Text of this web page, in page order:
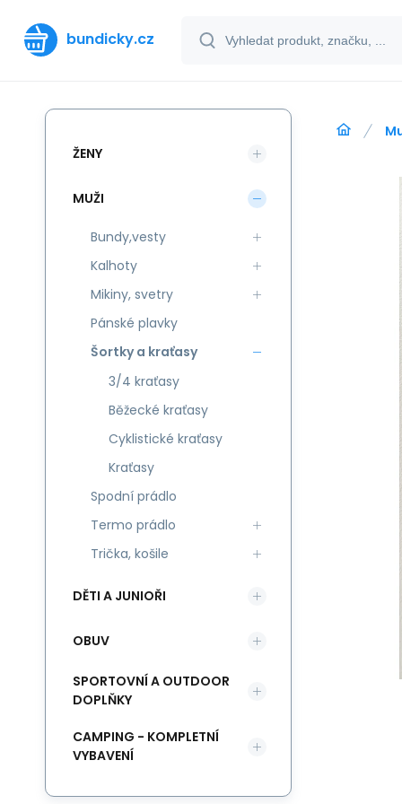
bundicky.cz
ŽENY
MUŽI
Bundy,vesty
Kalhoty
Mikiny, svetry
Pánské plavky
Šortky a kraťasy
3/4 kraťasy
Běžecké kraťasy
Cyklistické kraťasy
Kraťasy
Spodní prádlo
Termo prádlo
Trička, košile
DĚTI A JUNIOŘI
OBUV
SPORTOVNÍ A OUTDOOR
DOPLŇKY
CAMPING - KOMPLETNÍ
VYBAVENÍ